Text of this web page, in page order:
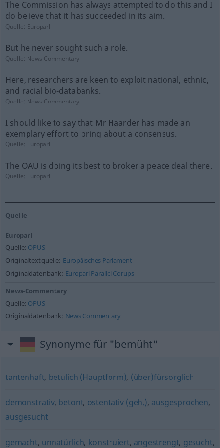
The Commission has always attempted to do this and I
do believe that it has succeeded in its aim.
Quelle: Europarl
But he never sought such a role.
Quelle: News-Commentary
Here, researchers are keen to exploit national, ethnic,
and racial bio-databanks.
Quelle: News-Commentary
I should like to say that Mr Haarder has made an
exemplary effort to bring about a consensus.
Quelle: Europarl
The OAU is doing its best to broker a peace deal there.
Quelle: Europarl
Quelle
Europarl
Quelle: OPUS
Originaltextquelle: Europäisches Parlament
Originaldatenbank: Europarl Parallel Corups
News-Commentary
Quelle: OPUS
Originaldatenbank: News Commentary
Synonyme für "bemüht"
tantenhaft, betulich (Hauptform), (über)fürsorglich
demonstrativ, betont, ostentativ (geh.), ausgesprochen,
ausgesucht
gemacht, unnatürlich, konstruiert, angestrengt, gesucht,